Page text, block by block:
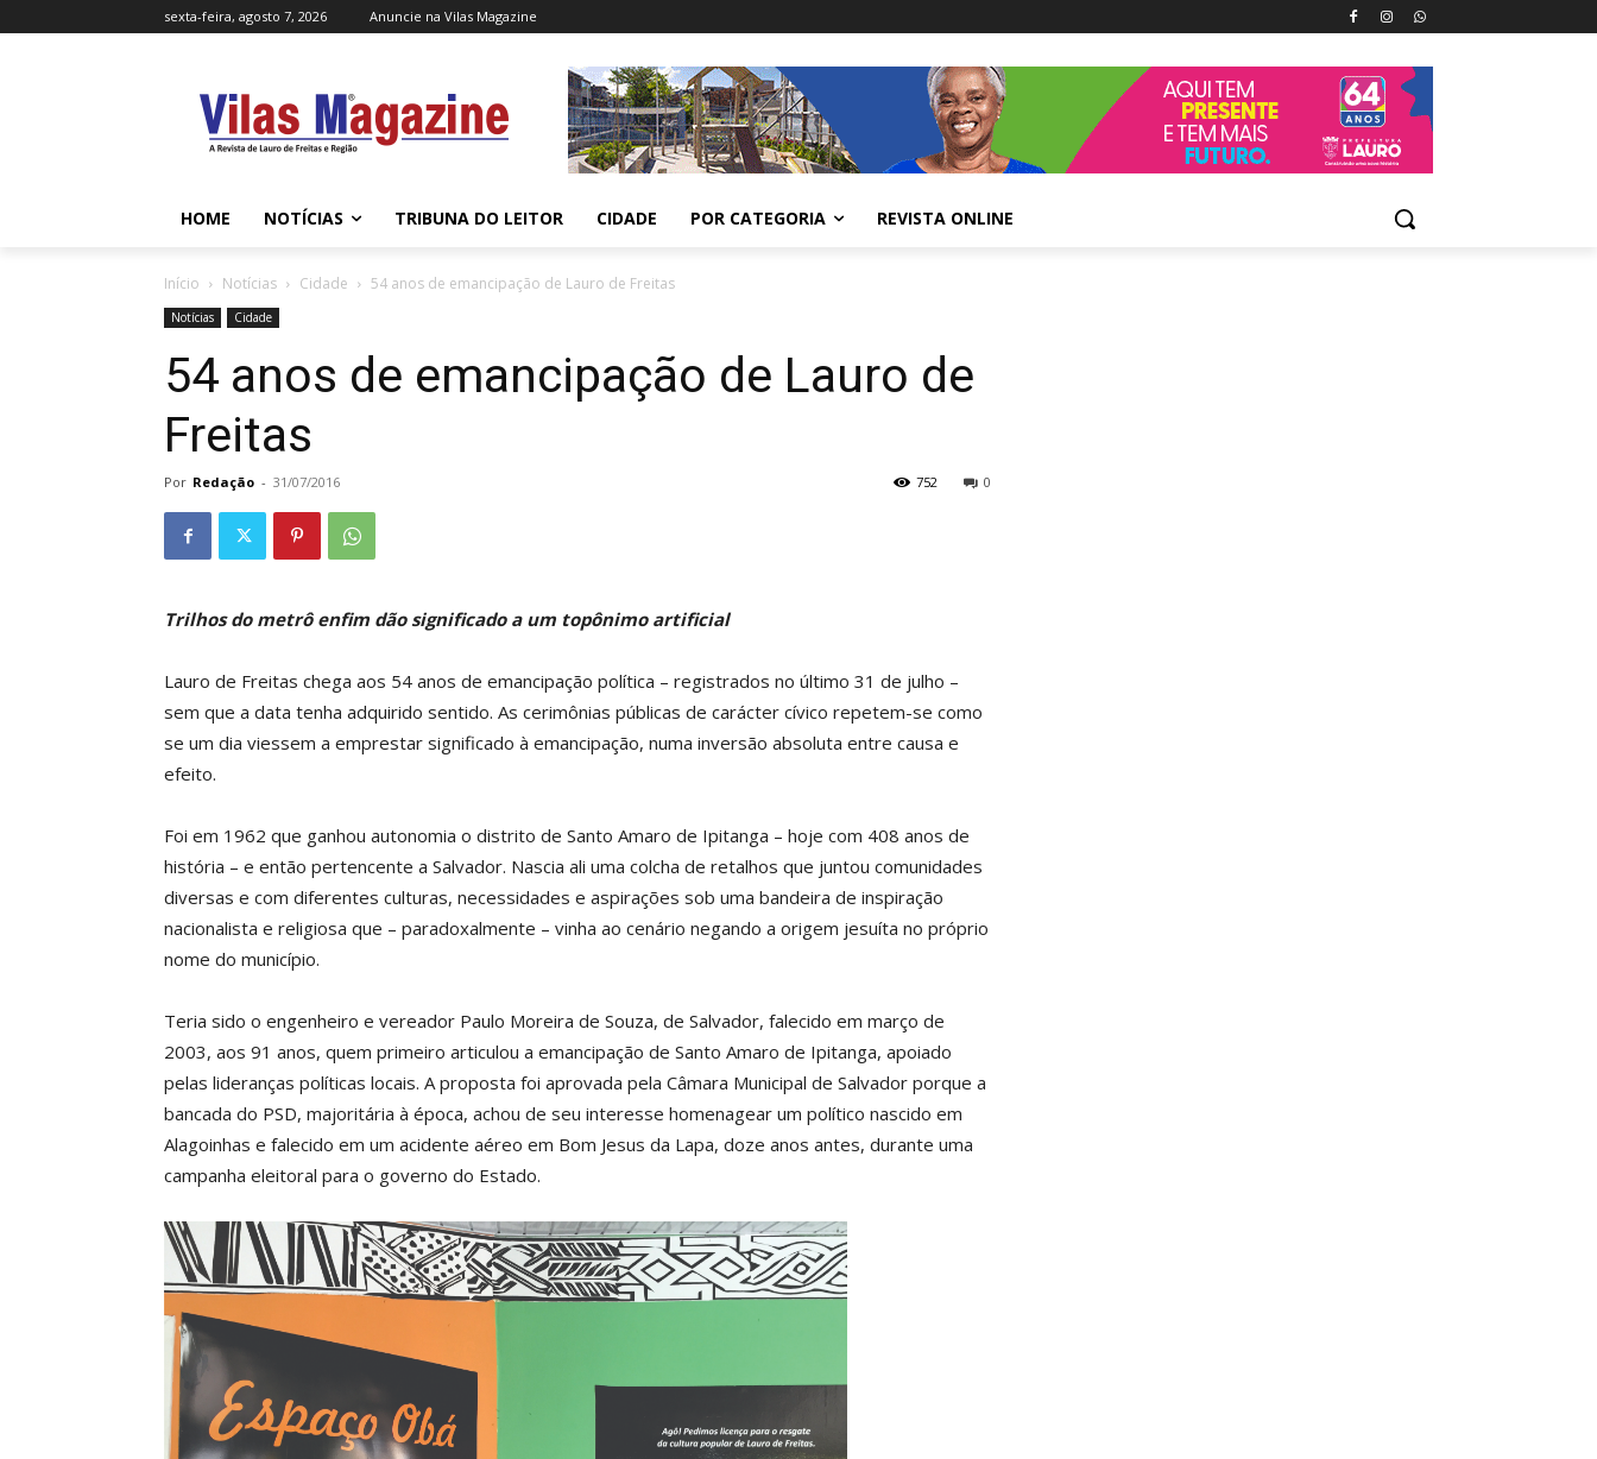
sexta-feira, agosto 7, 2026 Anuncie na Vilas Magazine
HOME NOTÍCIAS TRIBUNA DO LEITOR CIDADE POR CATEGORIA REVISTA ONLINE
Início Notícias Cidade 54 anos de emancipação de Lauro de Freitas
Notícias Cidade
54 anos de emancipação de Lauro de
Freitas
Por Redação - 31/07/2016 0
752
Trilhos do metrô enfim dão significado a um topônimo artificial
Lauro de Freitas chega aos 54 anos de emancipação política – registrados no último 31 de julho –
sem que a data tenha adquirido sentido. As cerimônias públicas de carácter cívico repetem-se como
se um dia viessem a emprestar significado à emancipação, numa inversão absoluta entre causa e
efeito.
Foi em 1962 que ganhou autonomia o distrito de Santo Amaro de Ipitanga – hoje com 408 anos de
história – e então pertencente a Salvador. Nascia ali uma colcha de retalhos que juntou comunidades
diversas e com diferentes culturas, necessidades e aspirações sob uma bandeira de inspiração
nacionalista e religiosa que – paradoxalmente – vinha ao cenário negando a origem jesuíta no próprio
nome do município.
Teria sido o engenheiro e vereador Paulo Moreira de Souza, de Salvador, falecido em março de
2003, aos 91 anos, quem primeiro articulou a emancipação de Santo Amaro de Ipitanga, apoiado
pelas lideranças políticas locais. A proposta foi aprovada pela Câmara Municipal de Salvador porque a
bancada do PSD, majoritária à época, achou de seu interesse homenagear um político nascido em
Alagoinhas e falecido em um acidente aéreo em Bom Jesus da Lapa, doze anos antes, durante uma
campanha eleitoral para o governo do Estado.